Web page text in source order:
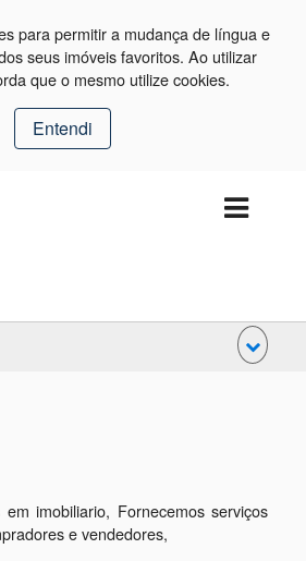
para permitir a mudança de língua e
seus imóveis favoritos. Ao utilizar
que o mesmo utilize cookies.
Entendi
imobiliario, Fornecemos serviços
e vendedores,